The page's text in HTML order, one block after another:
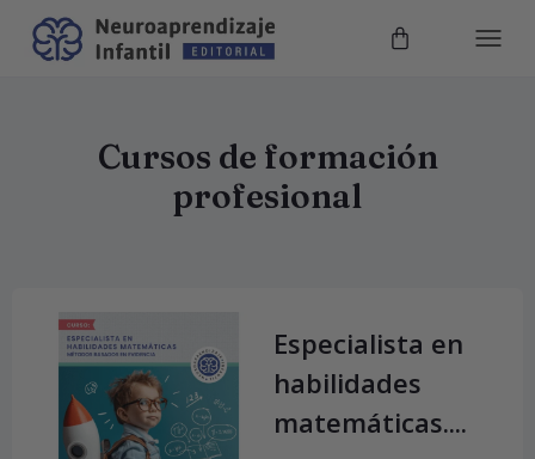
Cursos de formación
profesional
Especialista en
habilidades
matemáticas....